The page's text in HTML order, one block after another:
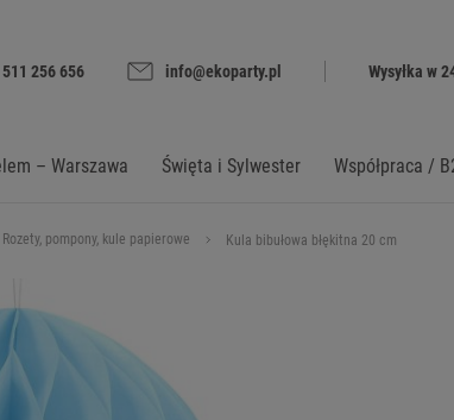
256 656 info@ekoparty.pl Wysyłka w
– Warszawa Święta i Sylwester Współpraca /
Rozety, pompony, kule papierowe Kula bibułowa błękitna 20 cm